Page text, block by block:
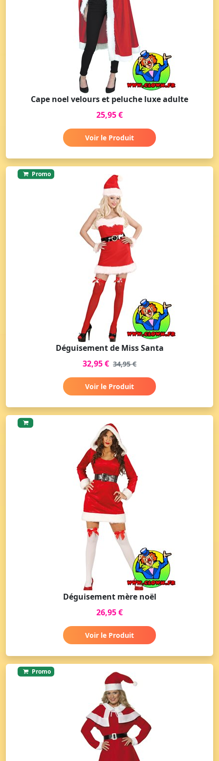
Cape noel velours et peluche luxe adulte
25,95 €
Voir le Produit
Promo
Déguisement de Miss Santa
32,95 € 34,95 €
Voir le Produit
Déguisement mère noël
26,95 €
Voir le Produit
Promo